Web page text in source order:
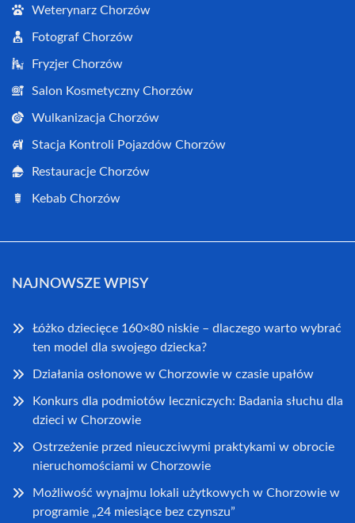
Weterynarz Chorzów
Fotograf Chorzów
Fryzjer Chorzów
Salon Kosmetyczny Chorzów
Wulkanizacja Chorzów
Stacja Kontroli Pojazdów Chorzów
Restauracje Chorzów
Kebab Chorzów
NAJNOWSZE WPISY
Łóżko dziecięce 160×80 niskie – dlaczego warto wybrać
ten model dla swojego dziecka?
Działania osłonowe w Chorzowie w czasie upałów
Konkurs dla podmiotów leczniczych: Badania słuchu dla
dzieci w Chorzowie
Ostrzeżenie przed nieuczciwymi praktykami w obrocie
nieruchomościami w Chorzowie
Możliwość wynajmu lokali użytkowych w Chorzowie w
programie „24 miesiące bez czynszu”